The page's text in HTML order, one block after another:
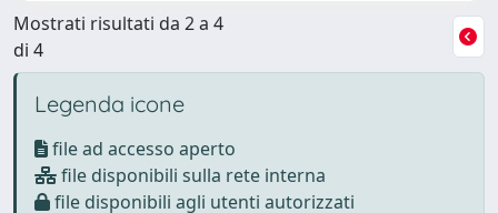
Mostrati risultati da 2 a 4
di 4
Legenda icone
file ad accesso aperto
file disponibili sulla rete interna
file disponibili agli utenti autorizzati